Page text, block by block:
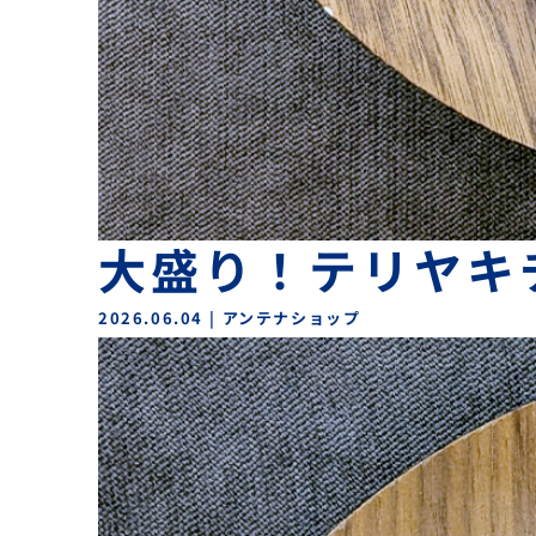
大盛り！テリヤキ
2026.06.04 | アンテナショップ